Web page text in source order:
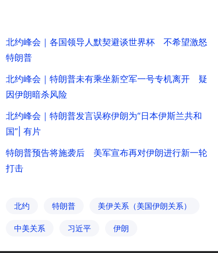
北约峰会｜各国领导人默契避谈世界杯 不希望激怒
特朗普
北约峰会｜特朗普未有乘坐新空军一号专机离开 疑
因伊朗暗杀风险
北约峰会｜特朗普发言误称伊朗为“日本伊斯兰共和
国”| 有片
特朗普预告将施袭后 美军宣布再对伊朗进行新一轮
打击
北约 特朗普 美伊关系（美国伊朗关系）
中美关系 习近平 伊朗